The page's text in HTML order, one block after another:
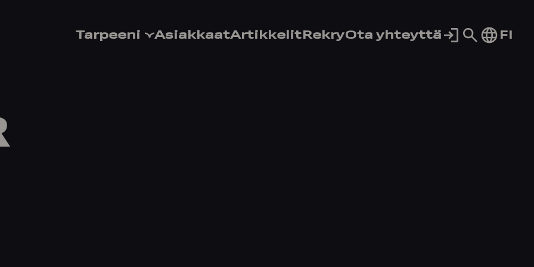
Tarpeeni AsiakkaatArtikkelitRekryOta yhteyttä
Siirry FI